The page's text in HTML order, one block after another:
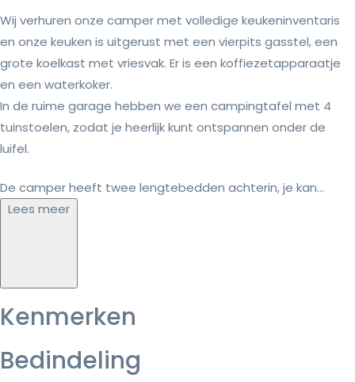
Wij verhuren onze camper met volledige keukeninventaris
en onze keuken is uitgerust met een vierpits gasstel, een
grote koelkast met vriesvak. Er is een koffiezetapparaatje
en een waterkoker.
In de ruime garage hebben we een campingtafel met 4
tuinstoelen, zodat je heerlijk kunt ontspannen onder de
luifel.
De camper heeft twee lengtebedden achterin, je kan...
Lees meer
Kenmerken
Bedindeling